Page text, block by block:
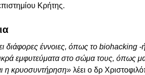
Κρήτης.
διάφορες έννοιες, όπως το biohacking -
εμφυτεύματα στο σώμα τους, όπως
η κρυοσυντήρηση» λέει ο δρ